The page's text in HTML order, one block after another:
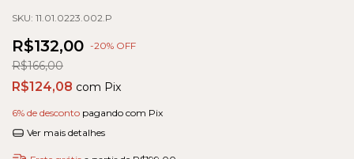
SKU: 11.01.0223.002.P
R$132,00 -20% OFF
R$166,00
R$124,08 com Pix
6% de desconto pagando com Pix
Ver mais detalhes